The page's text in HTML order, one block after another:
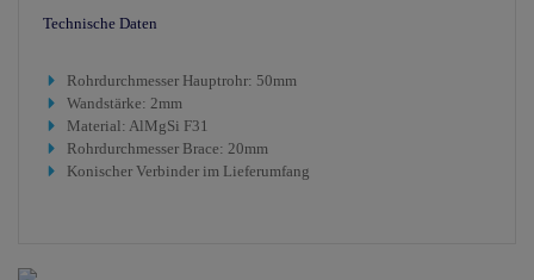
Technische Daten
Rohrdurchmesser Hauptrohr: 50mm
Wandstärke: 2mm
Material: AlMgSi F31
Rohrdurchmesser Brace: 20mm
Konischer Verbinder im Lieferumfang